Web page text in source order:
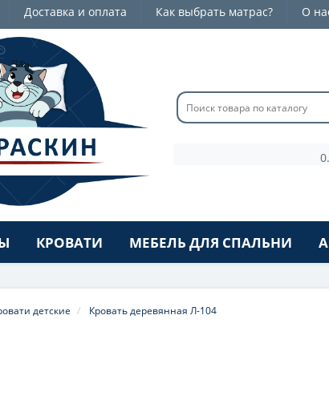
Доставка и оплата Как выбрать матрас? О
КРОВАТИ МЕБЕЛЬ ДЛЯ СПАЛЬНИ
детские Кровать деревянная Л-104